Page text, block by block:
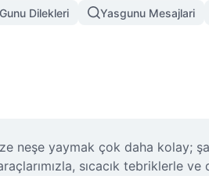
Dilekleri Yasgunu Mesajlari
neşe yaymak çok daha kolay;
sıcacık tebriklerle ve